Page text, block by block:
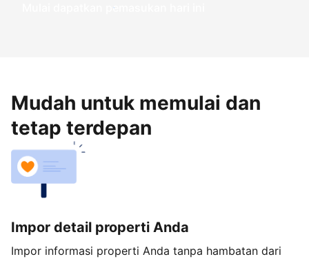
Mulai dapatkan pemasukan hari ini
Mudah untuk memulai dan
tetap terdepan
Impor detail properti Anda
Impor informasi properti Anda tanpa hambatan dari